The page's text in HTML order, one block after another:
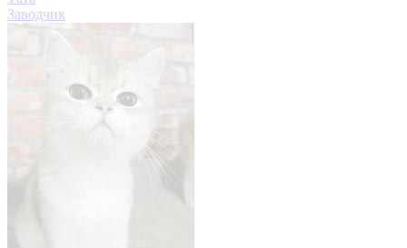
Заводчик